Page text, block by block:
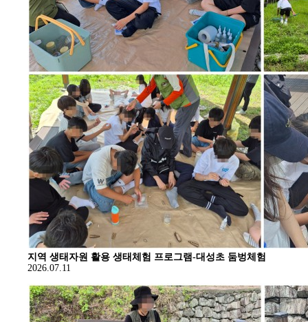
지역 생태자원 활용 생태체험 프로그램-대성초 둠벙체험
2026.07.11